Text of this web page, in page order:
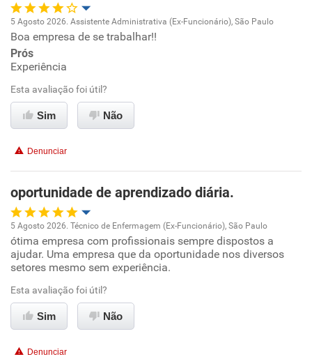
Recomenda a diretoria
Oportunidade de promoção
Ambiente de trabalho
Conciliação com a vida familiar
Recomenda a diretoria
5 Agosto 2026. Assistente Administrativa (Ex-Funcionário), São Paulo
Boa empresa de se trabalhar!!
Prós
Experiência
Esta avaliação foi útil?
Sim Não
Denunciar
oportunidade de aprendizado diária.
Oportunidade de promoção
Conciliação com a vida familiar
5 Agosto 2026. Técnico de Enfermagem (Ex-Funcionário), São Paulo
ótima empresa com profissionais sempre dispostos a
ajudar. Uma empresa que da oportunidade nos diversos
setores mesmo sem experiência.
Esta avaliação foi útil?
Sim Não
Denunciar